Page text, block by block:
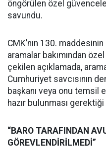
öngörülen özel
savundu.
CMK’nın 130.
aramalar bakımından
çekilen açıklamada,
Cumhuriyet savcısının
başkanı veya onu temsil
hazır bulunması
“BARO TARAFINDAN
GÖREVLENDİRİLMEDİ”